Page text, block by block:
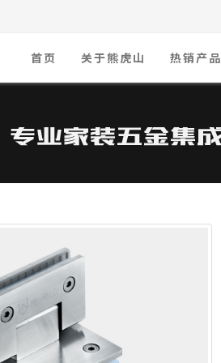
首页 关于熊虎山 热销产品